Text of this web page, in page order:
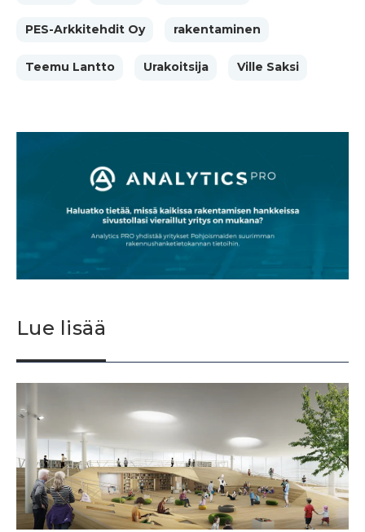
PES-Arkkitehdit Oy rakentaminen
Teemu Lantto Urakoitsija Ville Saksi
Lue lisää